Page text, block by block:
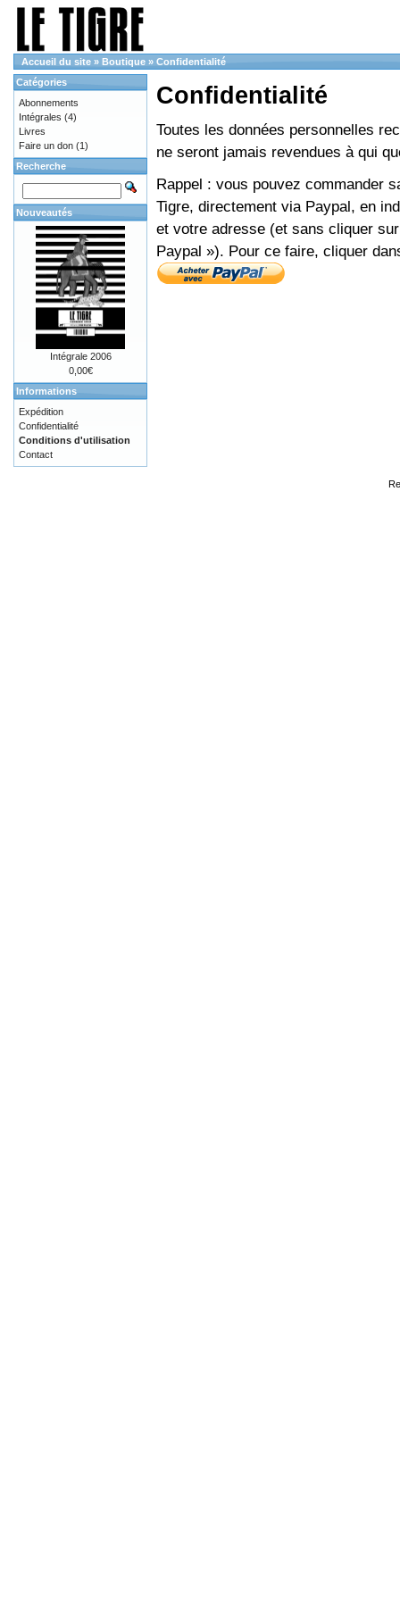
Accueil du site » Boutique » Confidentialité
Confidentialité
Toutes les données personnelles
ne seront jamais revendues à qui
Rappel : vous pouvez commander
Tigre, directement via Paypal, en
et votre adresse (et sans cliquer
Paypal »). Pour ce faire, cliquer
Catégories
Abonnements
Intégrales (4)
Livres
Faire un don (1)
Recherche
Nouveautés
Intégrale 2006
0,00€
Informations
Expédition
Confidentialité
Conditions d'utilisation
Contact